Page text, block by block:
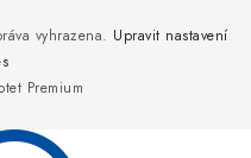
Premium
vyhrazena. Upravit nastavení